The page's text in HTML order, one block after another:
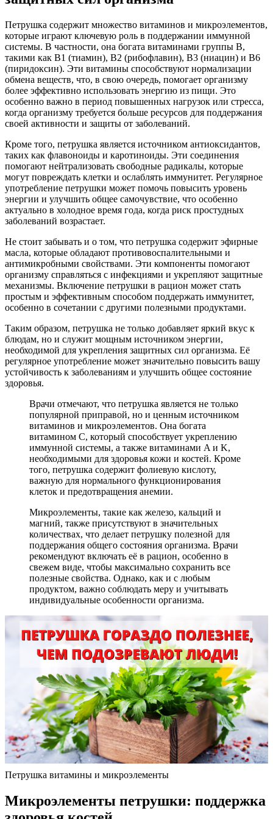
Петрушка содержит множество витаминов и микроэлементов,
которые играют ключевую роль в поддержании иммунной
системы. В частности, она богата витаминами группы B,
такими как B1 (тиамин), B2 (рибофлавин), B3 (ниацин) и B6
(пиридоксин). Эти витамины способствуют нормализации
обмена веществ, что, в свою очередь, помогает организму
более эффективно использовать энергию из пищи. Это
особенно важно в период повышенных нагрузок или стресса,
когда организму требуется больше ресурсов для поддержания
своей активности и защиты от заболеваний.
Кроме того, петрушка является источником антиоксидантов,
таких как флавоноиды и каротиноиды. Эти соединения
помогают нейтрализовать свободные радикалы, которые
могут повреждать клетки и ослаблять иммунитет. Регулярное
употребление петрушки может помочь повысить уровень
энергии и улучшить общее самочувствие, что особенно
актуально в холодное время года, когда риск простудных
заболеваний возрастает.
Не стоит забывать и о том, что петрушка содержит эфирные
масла, которые обладают противовоспалительными и
антимикробными свойствами. Эти компоненты помогают
организму справляться с инфекциями и укрепляют защитные
механизмы. Включение петрушки в рацион может стать
простым и эффективным способом поддержать иммунитет,
особенно в сочетании с другими полезными продуктами.
Таким образом, петрушка не только добавляет яркий вкус к
блюдам, но и служит мощным источником энергии,
необходимой для укрепления защитных сил организма. Её
регулярное употребление может значительно повысить вашу
устойчивость к заболеваниям и улучшить общее состояние
здоровья.
Врачи отмечают, что петрушка является не только
популярной приправой, но и ценным источником
витаминов и микроэлементов. Она богата
витамином C, который способствует укреплению
иммунной системы, а также витаминами A и K,
необходимыми для здоровья кожи и костей. Кроме
того, петрушка содержит фолиевую кислоту,
важную для нормального функционирования
клеток и предотвращения анемии.
Микроэлементы, такие как железо, кальций и
магний, также присутствуют в значительных
количествах, что делает петрушку полезной для
поддержания общего состояния организма. Врачи
рекомендуют включать её в рацион, особенно в
свежем виде, чтобы максимально сохранить все
полезные свойства. Однако, как и с любым
продуктом, важно соблюдать меру и учитывать
индивидуальные особенности организма.
Петрушка витамины и микроэлементы
Микроэлементы петрушки: поддержка